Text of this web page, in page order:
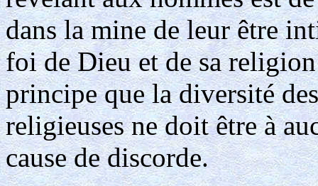
dans la mine de leur être
foi de Dieu et de sa
principe que la diversité
religieuses ne doit être à
cause de discorde.